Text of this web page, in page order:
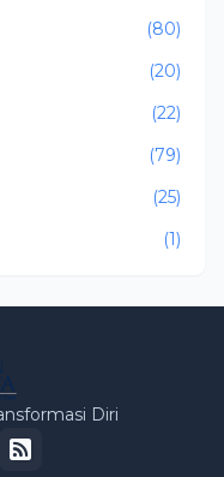
(80)
(20)
(22)
(79)
(25)
(1)
Diri